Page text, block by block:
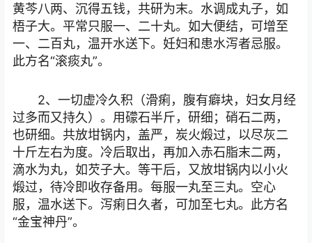
黄芩八两、沉得五钱，共研为末。水调成丸子，如
梧子大。平常只服一、二十丸。如大便结，可增至
一、二百丸，温开水送下。妊妇和患水泻者忌服。
此方名“滚痰丸”。
2、一切虚冷久积（滑痢，腹有癖块，妇女月经
过多而又持久）。用礞石半斤，研细；硝石二两，
也研细。共放坩锅内，盖严，炭火煅过，以尽灰二
十斤左右为度。冷后取出，再加入赤石脂末二两，
滴水为丸，如芡子大。等干后，又放坩锅内以小火
煅过，待冷即收存备用。每服一丸至三丸。空心
服，温水送下。泻痢日久者，可加至七丸。此方名
“金宝神丹”。